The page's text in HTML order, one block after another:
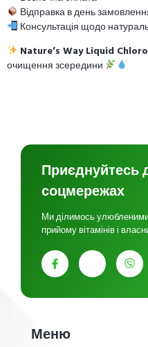
Відправка в день
Консультація щодо
Nature’s Way Liquid
очищення зсередини
Приєднуйтесь
соцмережах
Ми ділимось
прийому вітамінів і
Меню